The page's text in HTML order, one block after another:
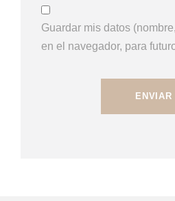
Guardar mis datos
en el navegador, para